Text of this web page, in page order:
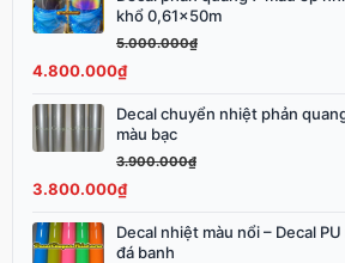
khổ 0,61x50m
5.000.000₫
gốc
5.000.000₫.
4.800.000₫
hiện
là:
4.800.000₫.
Decal chuyển nhiệt phản
màu bạc
3.900.000₫
Giá
gốc
3.900.000₫.
3.800.000₫
Giá
hiện
là:
3.800.000₫.
Decal nhiệt màu nổi – Decal
đá banh